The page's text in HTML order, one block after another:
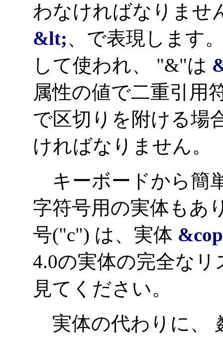
わなければなりませ
&lt;、で表現します
して使われ、 "&"は
属性の値で二重引用
で区切りを附ける場
ければなりません。
キーボードから簡
字符号用の実体もあ
号("c") は、実体
4.0の実体の完全な
見てください。
実体の代わりに、